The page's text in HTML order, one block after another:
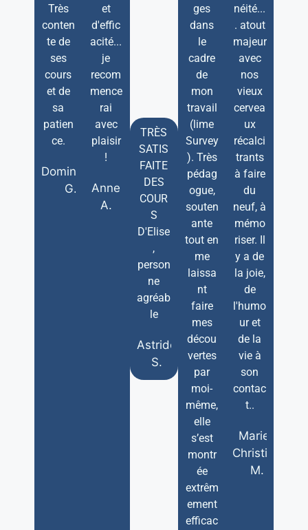
Très
conten
te de
ses
cours
et de
sa
patien
ce.
Dominique
G.
et
d'effic
acité...
je
recom
mence
rai
avec
plaisir
!
Anne
A.
TRÈS
SATIS
FAITE
DES
COUR
S
D'Elise
,
person
ne
agréab
le
Astride
S.
ges
dans
le
cadre
de
mon
travail
(lime
Survey
). Très
pédag
ogue,
souten
ante
tout en
me
laissa
nt
faire
mes
décou
vertes
par
moi-
même,
elle
s’est
montr
ée
extrêm
ement
efficac
néité...
. atout
majeur
avec
nos
vieux
cervea
ux
récalci
trants
à faire
du
neuf, à
mémo
riser. Il
y a de
la joie,
de
l'humo
ur et
de la
vie à
son
contac
t..
Marie-
Christine
M.